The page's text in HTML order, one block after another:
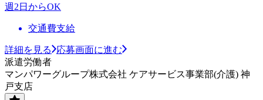
週2日からOK
交通費支給
詳細を見る
応募画面に進む
派遣労働者
マンパワーグループ株式会社 ケアサービス事業部(介護) 神
戸支店